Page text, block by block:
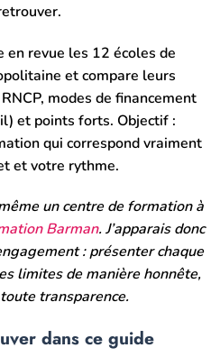
en revue les 12 écoles de
et compare leurs
modes de financement
et points forts. Objectif :
qui correspond vraiment
et votre rythme.
un centre de formation à
Barman. J’apparais donc
: présenter chaque
limites de manière honnête,
transparence.
dans ce guide